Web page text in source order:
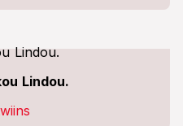
Lindou.